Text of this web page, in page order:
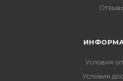
Условия
Условия